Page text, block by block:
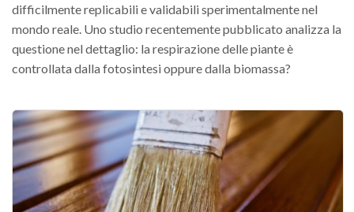
difficilmente replicabili e validabili sperimentalmente nel
mondo reale. Uno studio recentemente pubblicato analizza la
questione nel dettaglio: la respirazione delle piante è
controllata dalla fotosintesi oppure dalla biomassa?